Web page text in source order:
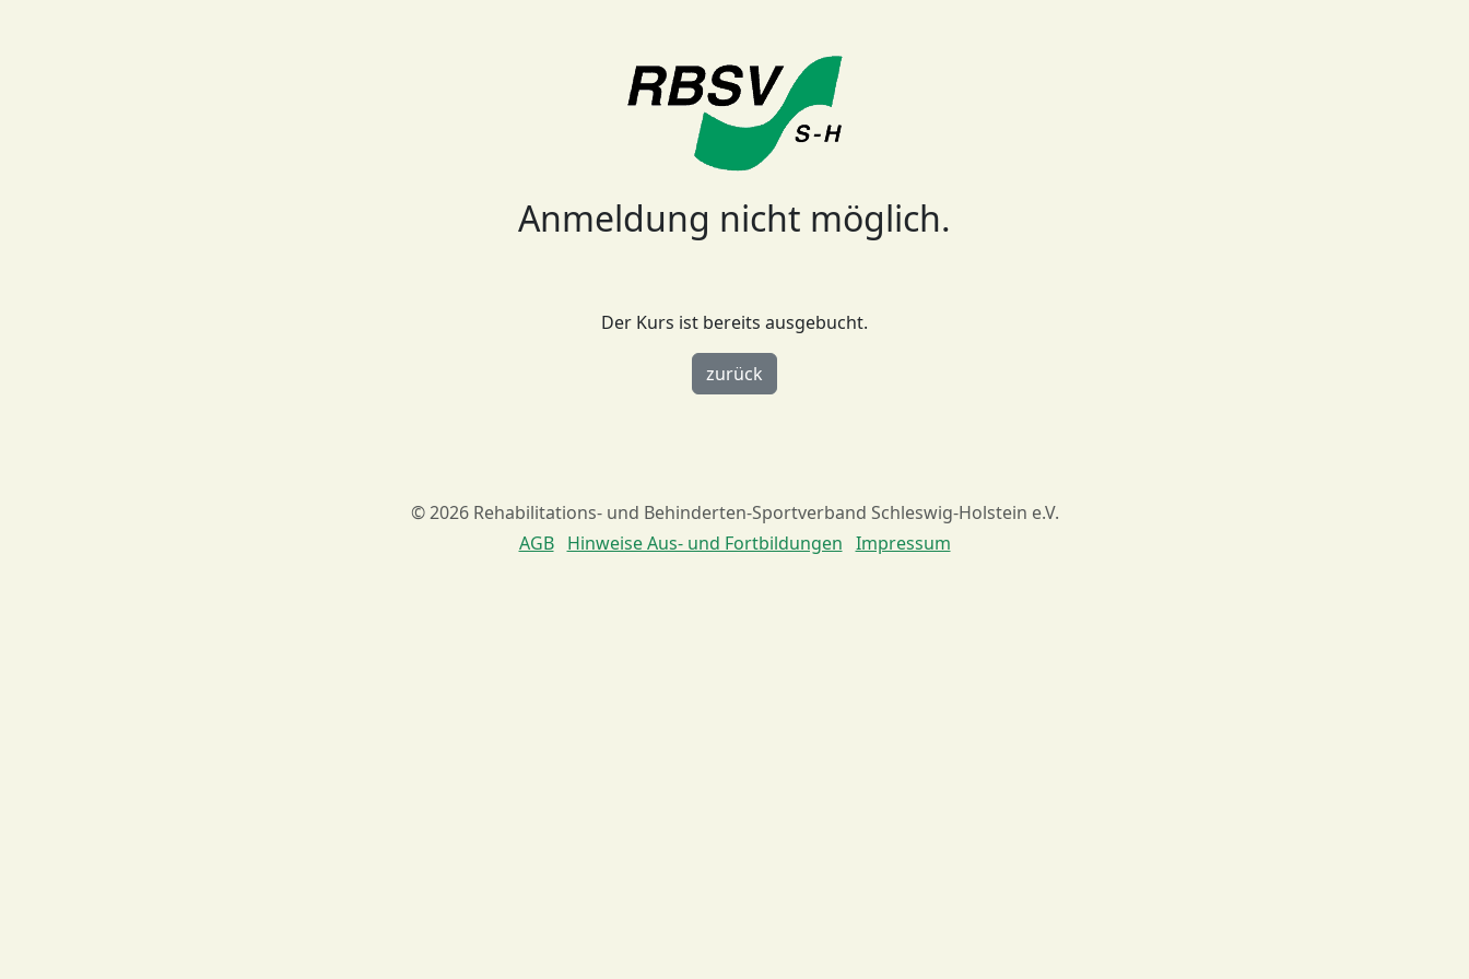
Anmeldung nicht möglich.
Der Kurs ist bereits ausgebucht.
zurück
© 2026 Rehabilitations- und Behinderten-Sportverband Schleswig-Holstein e.V.
AGB
Hinweise Aus- und Fortbildungen Impressum